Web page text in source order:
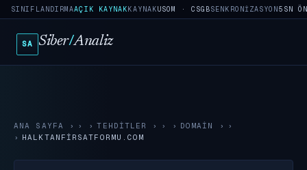
SINIFLANDIRMAAÇIK KAYNAKKAYNAKUSOM · CSGBSENKRONIZASYON5SN
SA Siber/Analiz
ANA SAYFA › TEHDITLER › DOMAIN
›
HALKTANFIRSATFORMU.COM